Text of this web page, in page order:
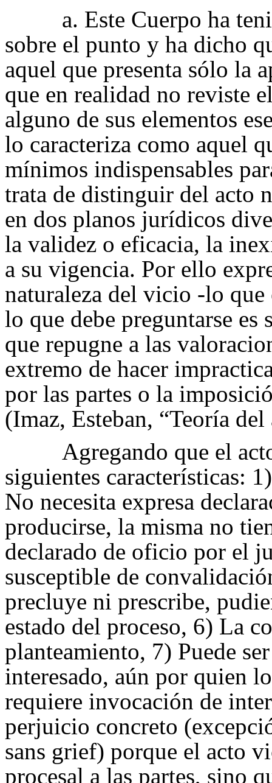
a. Este Cuerpo ha
sobre el punto y ha dicho
aquel que presenta sólo la
que en realidad no reviste
alguno de sus elementos
lo caracteriza como aquel
mínimos indispensables
trata de distinguir del acto
en dos planos jurídicos
la validez o eficacia, la
a su vigencia. Por ello
naturaleza del vicio -lo
lo que debe preguntarse es
que repugne a las
extremo de hacer
por las partes o la
(Imaz, Esteban, “Teoría
Agregando que el
siguientes características:
No necesita expresa
producirse, la misma no
declarado de oficio por el
susceptible de
precluye ni prescribe,
estado del proceso, 6) La
planteamiento, 7) Puede
interesado, aún por quien
requiere invocación de
perjuicio concreto
sans grief) porque el acto
procesal a las partes, sino